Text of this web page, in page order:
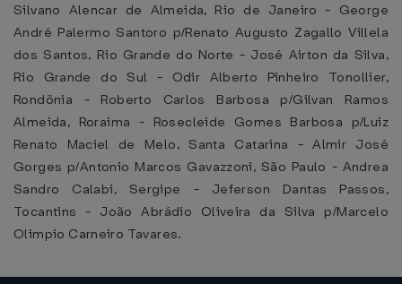
Silvano Alencar de Almeida, Rio de Janeiro - George
André Palermo Santoro p/Renato Augusto Zagallo Villela
dos Santos, Rio Grande do Norte - José Airton da Silva,
Rio Grande do Sul - Odir Alberto Pinheiro Tonollier,
Rondônia - Roberto Carlos Barbosa p/Gilvan Ramos
Almeida, Roraima - Rosecleide Gomes Barbosa p/Luiz
Renato Maciel de Melo, Santa Catarina - Almir José
Gorges p/Antonio Marcos Gavazzoni, São Paulo - Andrea
Sandro Calabi, Sergipe - Jeferson Dantas Passos,
Tocantins - João Abrádio Oliveira da Silva p/Marcelo
Olimpio Carneiro Tavares.